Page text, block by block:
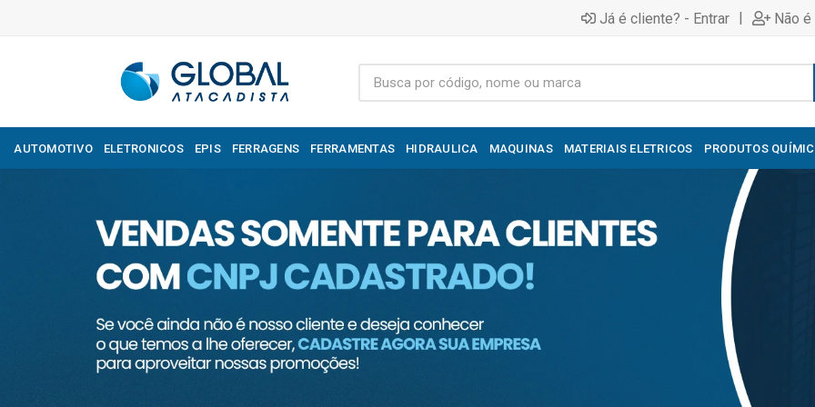
Já é cliente? - Entrar | Não
AUTOMOTIVO ELETRONICOS EPIS FERRAGENS FERRAMENTAS HIDRAULICA MAQUINAS MATERIAIS ELETRICOS PRODUTOS